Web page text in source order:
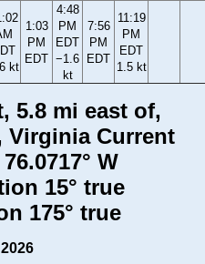
kt
1:03
PM
EDT
4:48
PM
EDT
−1.6
kt
7:56
PM
EDT
11:19
PM
EDT
1.5 kt
5.8 mi east of,
Virginia Current
W
15° true
175° true